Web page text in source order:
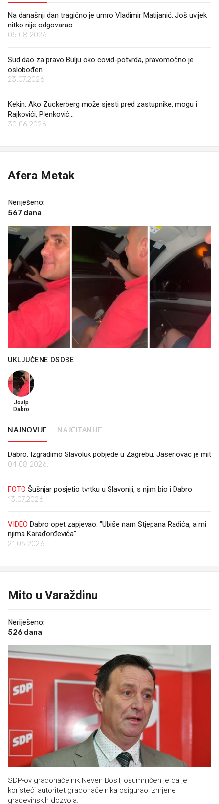
Na današnji dan tragično je umro Vladimir Matijanić. Još uvijek
nitko nije odgovarao
05.08.2026.
Sud dao za pravo Bulju oko covid-potvrda, pravomoćno je
oslobođen
23.07.2026.
Kekin: Ako Zuckerberg može sjesti pred zastupnike, mogu i
Rajkovići, Plenković...
30.06.2026.
Afera Metak
Neriješeno:
567 dana
UKLJUČENE OSOBE
Josip
Dabro
NAJNOVIJE NAJČITANIJE
Dabro: Izgradimo Slavoluk pobjede u Zagrebu. Jasenovac je mit
04.08.2026.
FOTO Šušnjar posjetio tvrtku u Slavoniji, s njim bio i Dabro
13.07.2026.
VIDEO Dabro opet zapjevao: "Ubiše nam Stjepana Radića, a mi
njima Karađorđevića"
21.06.2026.
Mito u Varaždinu
Neriješeno:
526 dana
SDP-ov gradonačelnik Neven Bosilj osumnjičen je da je
koristeći autoritet gradonačelnika osigurao izmjene
građevinskih dozvola.